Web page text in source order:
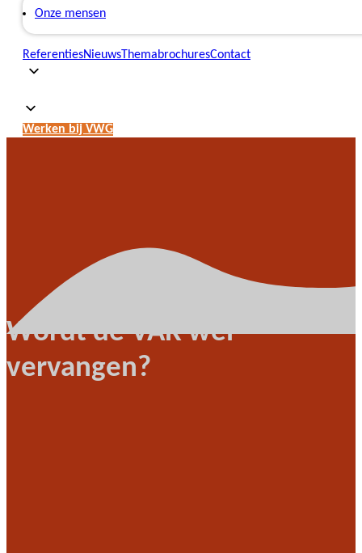
Onze mensen
ReferentiesNieuwsThemabrochuresContact
Werken bij VWG
Wordt de VAR wel
vervangen?